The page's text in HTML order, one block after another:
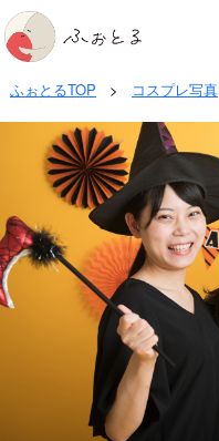
ふぉとるTOP > コスプレ写真